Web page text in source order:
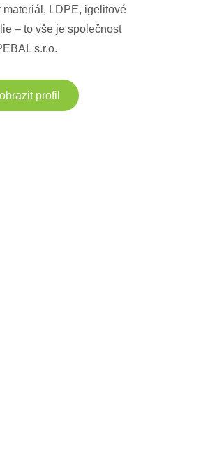
materiál, LDPE, igelitové
– to vše je společnost
s.r.o.
profil